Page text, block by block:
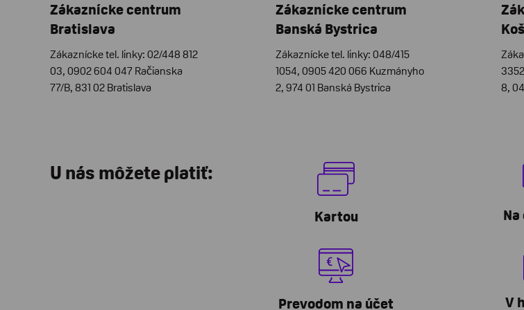
Zákaznícke centrum
Bratislava
Zákaznícke tel. linky: 02/448 812
03, 0902 604 047 Račianska
77/B, 831 02 Bratislava
Zákaznícke centrum
Banská Bystrica
Zákaznícke tel. linky: 048/415
1054, 0905 420 066 Kuzmányho
2, 974 01 Banská Bystrica
8,
U nás môžete platiť:
Kartou
Prevodom na účet V